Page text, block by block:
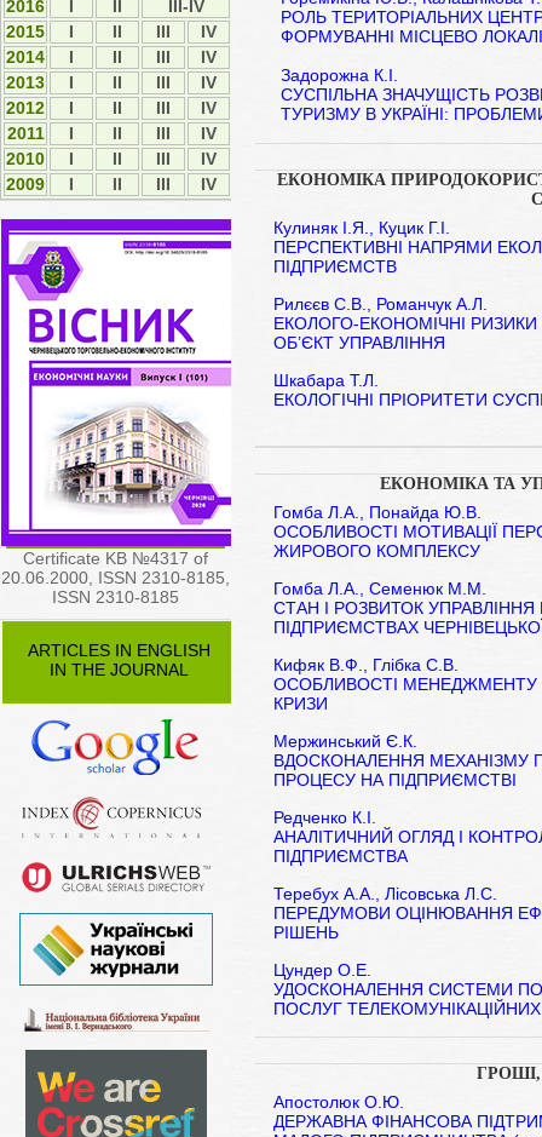
2016
I II
III-IV
2015
І ІІ ІІІ
IV
2014
І ІІ ІІІ
ІV
2013
І ІІ ІІІ
ІV
2012
І ІI ІII
ІV
2011
І ІI ІII
ІV
2010
І ІI ІII
ІV
2009
І ІI ІII ІV
Certificate KB №4317 of
20.06.2000, ISSN 2310-8185,
ISSN 2310-8185
ARTICLES IN ENGLISH
IN THE JOURNAL
РОЛЬ ТЕРИТОРІАЛЬНИХ
ФОРМУВАННІ МІСЦЕВО
Задорожна К.І.
СУСПІЛЬНА ЗНАЧУЩІСТЬ
ТУРИЗМУ В УКРАЇНІ:
ЕКОНОМІКА
Кулиняк І.Я., Куцик Г.І.
ПЕРСПЕКТИВНІ НАПРЯМИ
ПІДПРИЄМСТВ
Рилєєв С.В., Романчук А.Л.
ЕКОЛОГО-ЕКОНОМІЧНІ
ОБ’ЄКТ УПРАВЛІННЯ
Шкабара Т.Л.
ЕКОЛОГІЧНІ ПРІОРИТЕТИ
ЕКОНОМІКА ТА
Гомба Л.А., Понайда Ю.В.
ОСОБЛИВОСТІ МОТИВАЦІЇ
ЖИРОВОГО КОМПЛЕКСУ
Гомба Л.А., Семенюк М.М.
СТАН І РОЗВИТОК
ПІДПРИЄМСТВАХ
Кифяк В.Ф., Глібка С.В.
ОСОБЛИВОСТІ МЕНЕДЖМЕНТУ
КРИЗИ
Мержинський Є.К.
ВДОСКОНАЛЕННЯ МЕХАНІЗМУ
ПРОЦЕСУ НА ПІДПРИЄМСТВІ
Редченко К.І.
АНАЛІТИЧНИЙ ОГЛЯД І
ПІДПРИЄМСТВА
Теребух А.А., Лісовська Л.С.
ПЕРЕДУМОВИ ОЦІНЮВАННЯ
РІШЕНЬ
Цундер О.Е.
УДОСКОНАЛЕННЯ СИСТЕМИ
ПОСЛУГ
Апостолюк О.Ю.
ДЕРЖАВНА ФІНАНСОВА